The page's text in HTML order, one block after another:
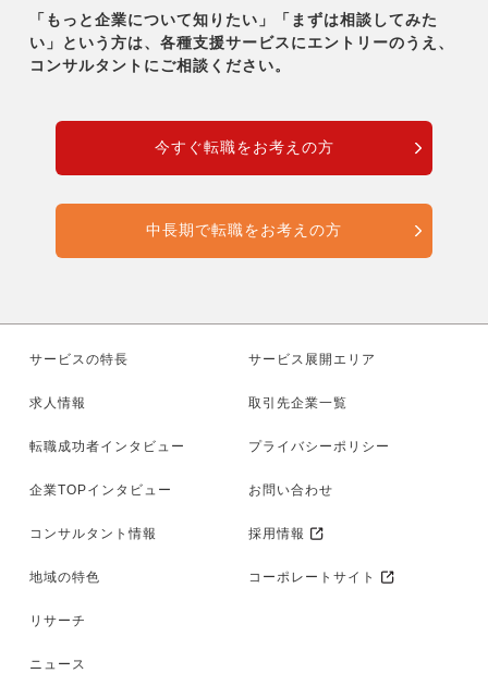
「もっと企業について知りたい」「まずは相談してみた
い」という方は、各種支援サービスにエントリーのうえ、
コンサルタントにご相談ください。
今すぐ転職をお考えの方
中長期で転職をお考えの方
サービスの特長
求人情報
転職成功者インタビュー
企業TOPインタビュー
コンサルタント情報
地域の特色
リサーチ
ニュース
サービス展開エリア
取引先企業一覧
プライバシーポリシー
お問い合わせ
採用情報
コーポレートサイト